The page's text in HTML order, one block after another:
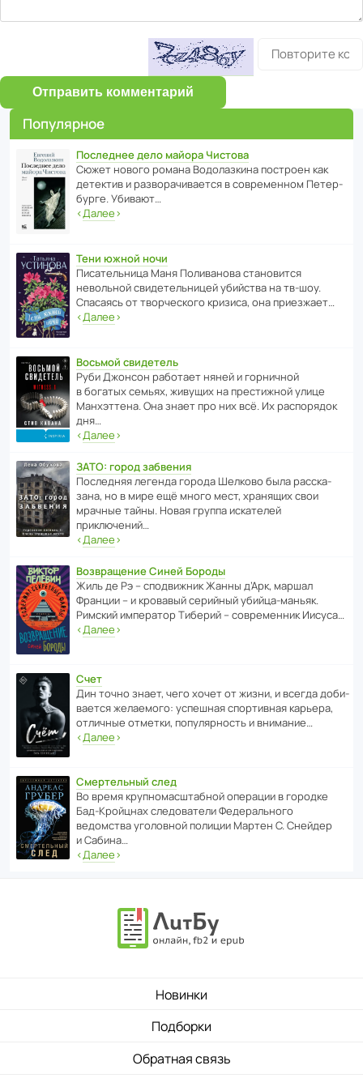
Отправить комментарий
Популярное
Последнее дело майора Чистова
Сюжет нового романа Водо­ла­з­кина пост­роен как
дете­ктив и разво­ра­чи­ва­ется в совре­менном Пете­р­
бурге. Убивают…
‹Далее›
Тени южной ночи
Писа­тель­ница Маня Поли­ва­нова стано­вится
невольной свиде­тель­ницей убийства на тв-шоу.
Спасаясь от твор­че­с­кого кризиса, она приезжает…
‹Далее›
Восьмой свидетель
Руби Джонсон рабо­тает няней и горни­чной
в богатых семьях, живущих на прес­ти­жной улице
Манх­эт­тена. Она знает про них всё. Их распо­рядок
дня…
‹Далее›
ЗАТО: город забвения
После­дняя легенда города Шелково была расска­
зана, но в мире ещё много мест, хранящих свои
мрачные тайны. Новая группа иска­телей
приключений…
‹Далее›
Возвращение Синей Бороды
Жиль де Рэ – спод­ви­жник Жанны д’Арк, маршал
Франции – и кровавый серийный убийца-маньяк.
Римский импе­ратор Тиберий – совре­менник Иисуса…
‹Далее›
Счет
Дин точно знает, чего хочет от жизни, и всегда доби­
ва­ется жела­е­мого: успе­шная спор­ти­вная карьера,
отли­чные отметки, попу­ля­р­ность и внимание…
‹Далее›
Смертельный след
Во время круп­но­мас­ш­та­бной операции в городке
Бад‑Крой­цнах следо­ва­тели Феде­раль­ного
ведомства уголо­вной полиции Мартен С. Снейдер
и Сабина…
‹Далее›
Новинки
Подборки
Обратная связь